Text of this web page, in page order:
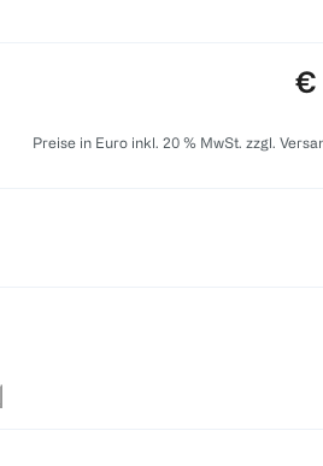
€
Preise in Euro inkl. 20 % MwSt. zzgl.